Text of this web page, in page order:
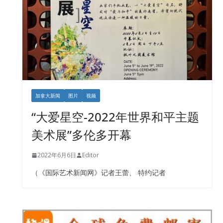
加拿大新闻 图片 视频
“大爱星空-2022年世界和平主题
美术展”多伦多开幕
2022年6月6日 Editor
（《国际艺术新闻网》记者王蕾、 特约记者